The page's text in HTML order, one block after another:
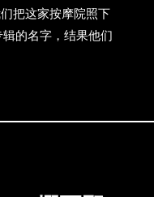
把这家按摩院照下
的名字，结果他们
获成功。